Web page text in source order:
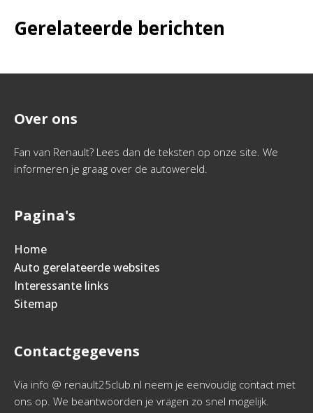
Gerelateerde berichten
Over ons
Fan van Renault? Lees dan de teksten op onze site. We
informeren je graag over de autowereld.
Pagina's
Home
Auto gerelateerde websites
Interessante links
Sitemap
Contactgegevens
Via info @ renault25club.nl neem je eenvoudig contact met
ons op. We beantwoorden je vragen zo snel mogelijk.